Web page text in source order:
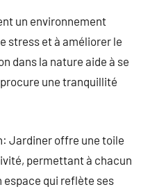
un environnement
stress et à améliorer le
dans la nature aide à se
une tranquillité
Jardiner offre une toile
permettant à chacun
espace qui reflète ses